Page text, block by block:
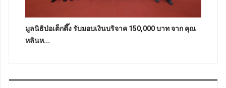
มูลนิธิป่อเต็กตึ๊ง รับมอบเงินบริจาค 150,000 บาท จาก คุณ
หลินห...